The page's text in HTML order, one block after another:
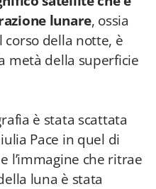
lunare, ossia
della notte, è
metà della superficie
è stata scattata
Pace in quel di
l’immagine che ritrae
luna è stata